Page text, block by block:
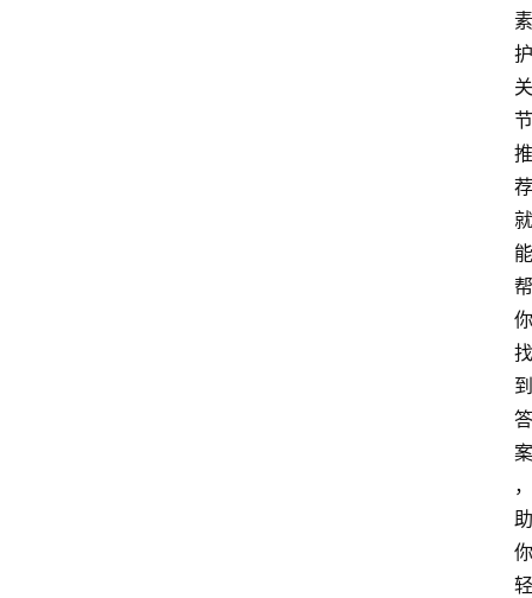
素
护
关
节
推
荐
就
能
帮
你
找
到
答
案
，
助
你
轻